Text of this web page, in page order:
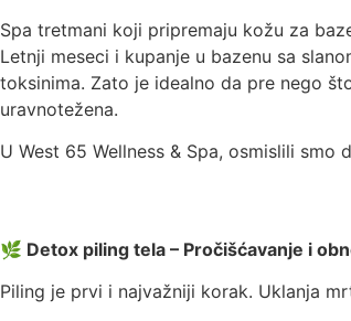
Spa tretmani koji pripremaju kožu za
Letnji meseci i kupanje u bazenu sa
toksinima. Zato je idealno da pre nego
uravnotežena.
U West 65 Wellness & Spa, osmislili
🌿 Detox piling tela – Pročišćavanje i
Piling je prvi i najvažniji korak. Uklanja